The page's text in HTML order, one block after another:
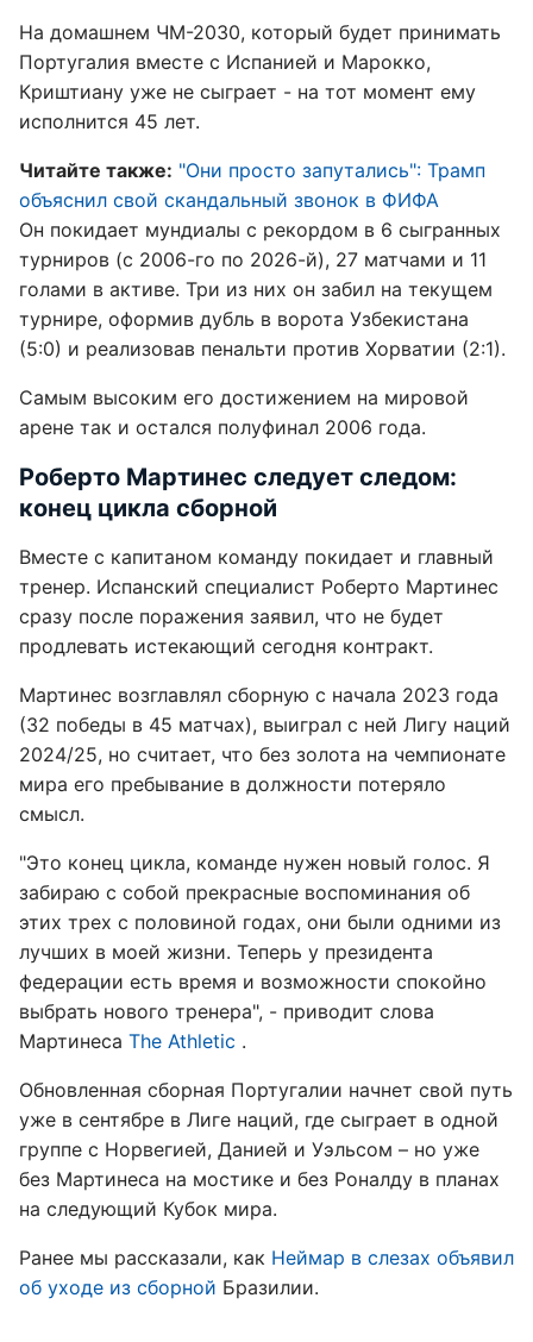
На домашнем ЧМ-2030, который будет принимать
Португалия вместе с Испанией и Марокко,
Криштиану уже не сыграет - на тот момент ему
исполнится 45 лет.
Читайте также: "Они просто запутались": Трамп
объяснил свой скандальный звонок в ФИФА
Он покидает мундиалы с рекордом в 6 сыгранных
турниров (с 2006-го по 2026-й), 27 матчами и 11
голами в активе. Три из них он забил на текущем
турнире, оформив дубль в ворота Узбекистана
(5:0) и реализовав пенальти против Хорватии (2:1).
Самым высоким его достижением на мировой
арене так и остался полуфинал 2006 года.
Роберто Мартинес следует следом:
конец цикла сборной
Вместе с капитаном команду покидает и главный
тренер. Испанский специалист Роберто Мартинес
сразу после поражения заявил, что не будет
продлевать истекающий сегодня контракт.
Мартинес возглавлял сборную с начала 2023 года
(32 победы в 45 матчах), выиграл с ней Лигу наций
2024/25, но считает, что без золота на чемпионате
мира его пребывание в должности потеряло
смысл.
"Это конец цикла, команде нужен новый голос. Я
забираю с собой прекрасные воспоминания об
этих трех с половиной годах, они были одними из
лучших в моей жизни. Теперь у президента
федерации есть время и возможности спокойно
выбрать нового тренера", - приводит слова
Мартинеса The Athletic .
Обновленная сборная Португалии начнет свой путь
уже в сентябре в Лиге наций, где сыграет в одной
группе с Норвегией, Данией и Уэльсом – но уже
без Мартинеса на мостике и без Роналду в планах
на следующий Кубок мира.
Ранее мы рассказали, как Неймар в слезах объявил
об уходе из сборной Бразилии.